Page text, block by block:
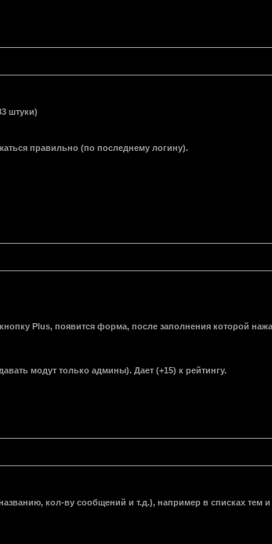
штуки)
правильно (по последнему логину).
Plus, появится форма, после заполнения которой
модут только админы). Дает (+15) к рейтингу.
кол-ву сообщений и т.д.), например в списках тем и